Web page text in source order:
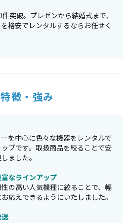
突破。プレゼンから結婚式まで、
格安でレンタルするならお任せく
特徴・強み
を中心に色々な機器をレンタルで
プです。取扱商品を絞ることで安
ました。
なラインアップ
の高い人気機種に絞ることで、幅
応えできるようにいたしました。